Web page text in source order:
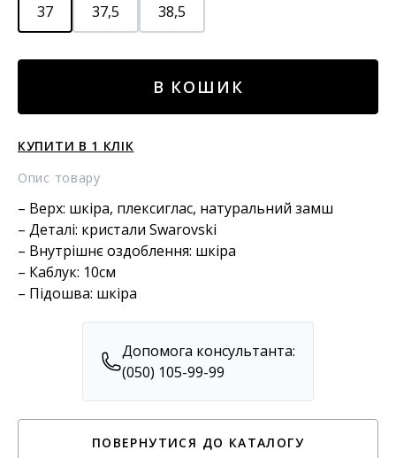
37 37,5 38,5
кількість
В КОШИК
КУПИТИ В 1 КЛІК
Опис товару
– Верх: шкіра, плексиглас, натуральний замш
– Деталі: кристали Swarovski
– Внутрішнє оздоблення: шкіра
– Каблук: 10см
– Підошва: шкіра
Допомога консультанта:
(050) 105-99-99
ПОВЕРНУТИСЯ ДО КАТАЛОГУ